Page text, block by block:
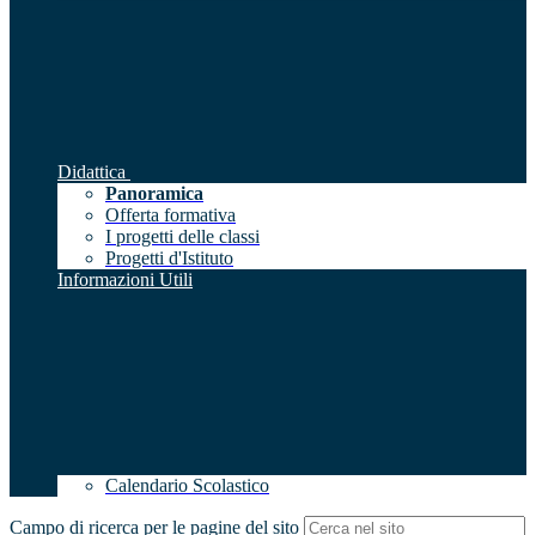
Didattica
Panoramica
Offerta formativa
I progetti delle classi
Progetti d'Istituto
Informazioni Utili
Calendario Scolastico
Campo di ricerca per le pagine del sito